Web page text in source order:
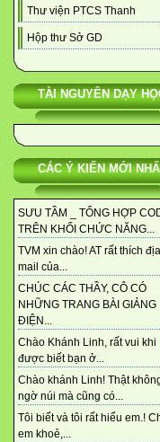
Thư viện PTCS Thanh
Hộp thư Sở GD
TÀI NGUYÊN DẠY
CÁC Ý KIẾN MỚI
SƯU TẦM _ TỔNG HỢP
TRÊN KHỐI CHỨC NĂNG...
TVM xin chào! AT rất thích
mail của...
CHÚC CÁC THẦY, CÔ CÓ
NHỮNG TRANG BÀI GIẢNG
ĐIỆN...
Chào Khánh Linh, rất vui khi
được biết bạn ở...
Chào khánh Linh! Thật
ngờ núi mà cũng có...
Tôi biết và tôi rất hiểu em.!
em khoẻ,...